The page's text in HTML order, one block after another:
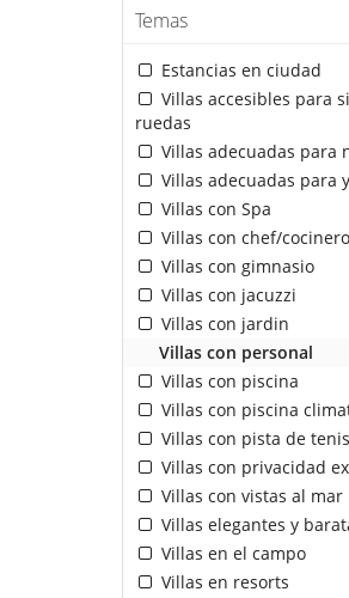
Temas
Estancias en ciudad
Villas accesibles para
ruedas
Villas adecuadas para
Villas adecuadas para
Villas con Spa
Villas con chef/cocinero
Villas con gimnasio
Villas con jacuzzi
Villas con jardin
Villas con personal
Villas con piscina
Villas con piscina
Villas con pista de tenis
Villas con privacidad
Villas con vistas al mar
Villas elegantes y
Villas en el campo
Villas en resorts